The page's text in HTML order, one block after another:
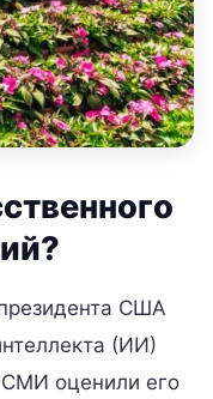
США
(ИИ)
СМИ оценили его